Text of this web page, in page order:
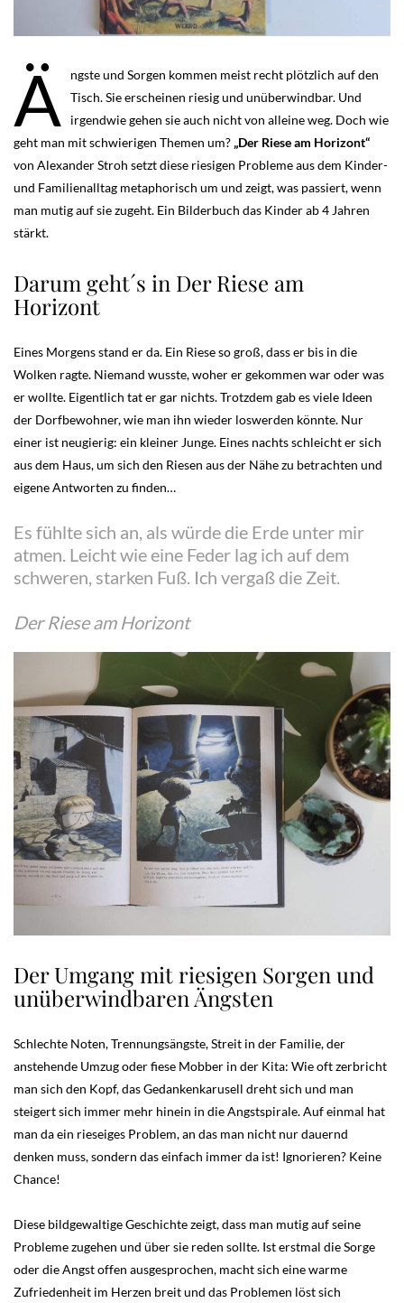
Ä
ngste und Sorgen kommen meist recht plötzlich auf den
Tisch. Sie erscheinen riesig und unüberwindbar. Und
irgendwie gehen sie auch nicht von alleine weg. Doch wie
geht man mit schwierigen Themen um? „Der Riese am Horizont“
von Alexander Stroh setzt diese riesigen Probleme aus dem Kinder-
und Familienalltag metaphorisch um und zeigt, was passiert, wenn
man mutig auf sie zugeht. Ein Bilderbuch das Kinder ab 4 Jahren
stärkt.
Darum geht´s in Der Riese am
Horizont
Eines Morgens stand er da. Ein Riese so groß, dass er bis in die
Wolken ragte. Niemand wusste, woher er gekommen war oder was
er wollte. Eigentlich tat er gar nichts. Trotzdem gab es viele Ideen
der Dorfbewohner, wie man ihn wieder loswerden könnte. Nur
einer ist neugierig: ein kleiner Junge. Eines nachts schleicht er sich
aus dem Haus, um sich den Riesen aus der Nähe zu betrachten und
eigene Antworten zu finden…
Es fühlte sich an, als würde die Erde unter mir
atmen. Leicht wie eine Feder lag ich auf dem
schweren, starken Fuß. Ich vergaß die Zeit.
Der Riese am Horizont
Der Umgang mit riesigen Sorgen und
unüberwindbaren Ängsten
Schlechte Noten, Trennungsängste, Streit in der Familie, der
anstehende Umzug oder fiese Mobber in der Kita: Wie oft zerbricht
man sich den Kopf, das Gedankenkarusell dreht sich und man
steigert sich immer mehr hinein in die Angstspirale. Auf einmal hat
man da ein rieseiges Problem, an das man nicht nur dauernd
denken muss, sondern das einfach immer da ist! Ignorieren? Keine
Chance!
Diese bildgewaltige Geschichte zeigt, dass man mutig auf seine
Probleme zugehen und über sie reden sollte. Ist erstmal die Sorge
oder die Angst offen ausgesprochen, macht sich eine warme
Zufriedenheit im Herzen breit und das Problemen löst sich